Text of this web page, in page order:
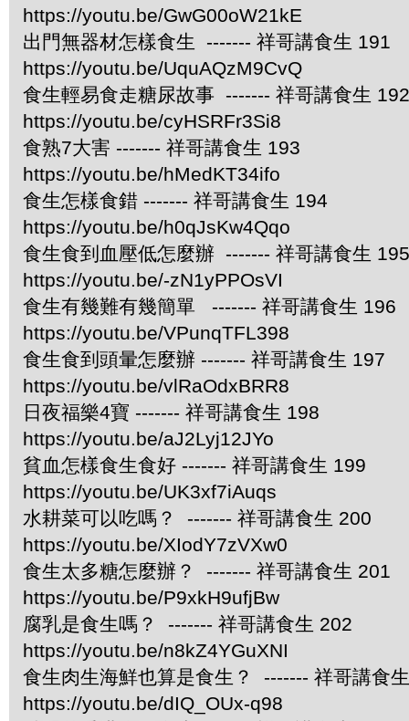
https://youtu.be/GwG00oW21kE
出門無器材怎樣食生 ------- 祥哥講食生 191
https://youtu.be/UquAQzM9CvQ
食生輕易食走糖尿故事 ------- 祥哥講食生 192
https://youtu.be/cyHSRFr3Si8
食熟7大害 ------- 祥哥講食生 193
https://youtu.be/hMedKT34ifo
食生怎樣食錯 ------- 祥哥講食生 194
https://youtu.be/h0qJsKw4Qqo
食生食到血壓低怎麼辦 ------- 祥哥講食生 195
https://youtu.be/-zN1yPPOsVI
食生有幾難有幾簡單 ------- 祥哥講食生 196
https://youtu.be/VPunqTFL398
食生食到頭暈怎麼辦 ------- 祥哥講食生 197
https://youtu.be/vlRaOdxBRR8
日夜福樂4寶 ------- 祥哥講食生 198
https://youtu.be/aJ2Lyj12JYo
貧血怎樣食生食好 ------- 祥哥講食生 199
https://youtu.be/UK3xf7iAuqs
水耕菜可以吃嗎？ ------- 祥哥講食生 200
https://youtu.be/XIodY7zVXw0
食生太多糖怎麼辦？ ------- 祥哥講食生 201
https://youtu.be/P9xkH9ufjBw
腐乳是食生嗎？ ------- 祥哥講食生 202
https://youtu.be/n8kZ4YGuXNI
食生肉生海鮮也算是食生？ ------- 祥哥講食
https://youtu.be/dIQ_OUx-q98